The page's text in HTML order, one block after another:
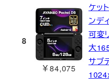
8
￥84,075
ケッ
ンデ
可変
大
サブ